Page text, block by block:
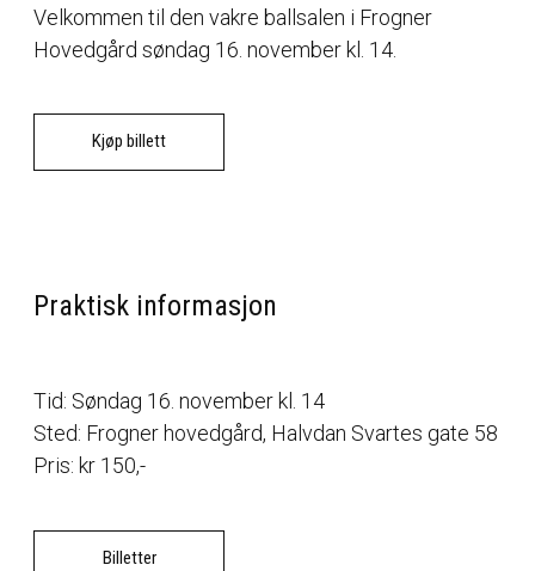
Velkommen til den vakre ballsalen i Frogner
Hovedgård søndag 16. november kl. 14.
Kjøp billett
Praktisk informasjon
Tid: Søndag 16. november kl. 14
Sted: Frogner hovedgård, Halvdan Svartes gate 58
Pris: kr 150,-
Billetter